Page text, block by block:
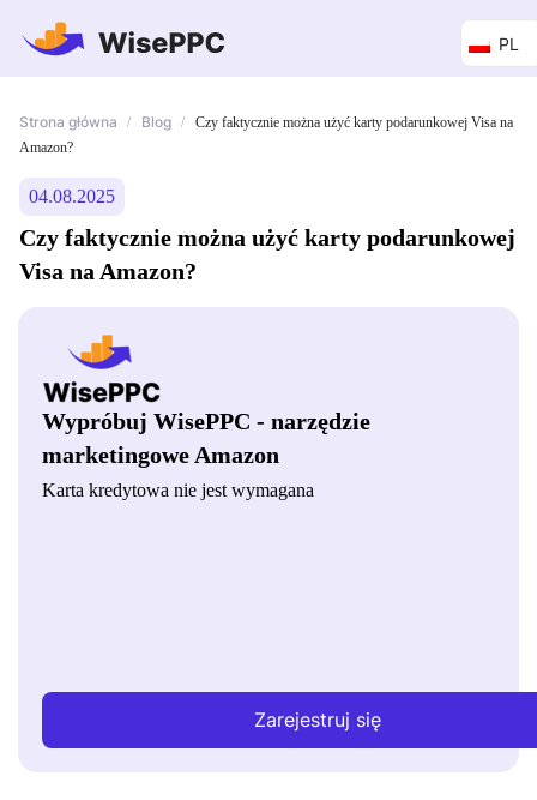
PL
Strona główna / Blog /
Czy faktycznie można użyć karty podarunkowej Visa na
Amazon?
04.08.2025
Czy faktycznie można użyć karty podarunkowej
Visa na Amazon?
Wypróbuj WisePPC - narzędzie
marketingowe Amazon
Karta kredytowa nie jest wymagana
Zarejestruj się